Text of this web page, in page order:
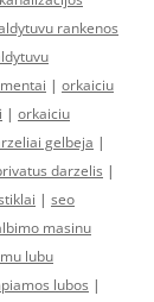
rankenos
| orkaiciu
| orkaiciu
gelbeja |
darzelis |
| seo
masinu
lubu
lubos |